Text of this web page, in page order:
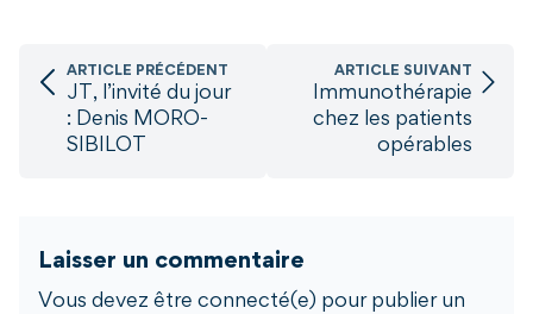
ARTICLE PRÉCÉDENT
JT, l’invité du jour
: Denis MORO-
SIBILOT
ARTICLE SUIVANT
Immunothérapie
chez les patients
opérables
Laisser un commentaire
Vous devez être connecté(e) pour publier un